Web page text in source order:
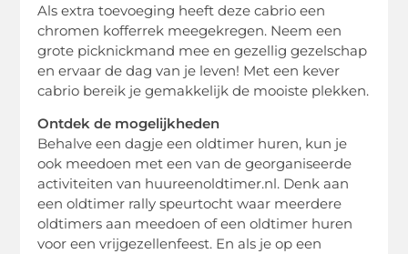
Als extra toevoeging heeft deze cabrio een
chromen kofferrek meegekregen. Neem een
grote picknickmand mee en gezellig gezelschap
en ervaar de dag van je leven! Met een kever
cabrio bereik je gemakkelijk de mooiste plekken.
Ontdek de mogelijkheden
Behalve een dagje een oldtimer huren, kun je
ook meedoen met een van de georganiseerde
activiteiten van huureenoldtimer.nl. Denk aan
een oldtimer rally speurtocht waar meerdere
oldtimers aan meedoen of een oldtimer huren
voor een vrijgezellenfeest. En als je op een